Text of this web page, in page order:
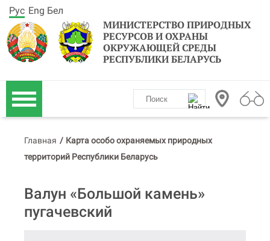
МИНИСТЕРСТВО ПРИРОДНЫХ
РЕСУРСОВ И ОХРАНЫ
ОКРУЖАЮЩЕЙ СРЕДЫ
РЕСПУБЛИКИ БЕЛАРУСЬ
Рус Eng Бел
Главная / Карта особо охраняемых природных
территорий Республики Беларусь
Валун «Большой камень»
пугачевский